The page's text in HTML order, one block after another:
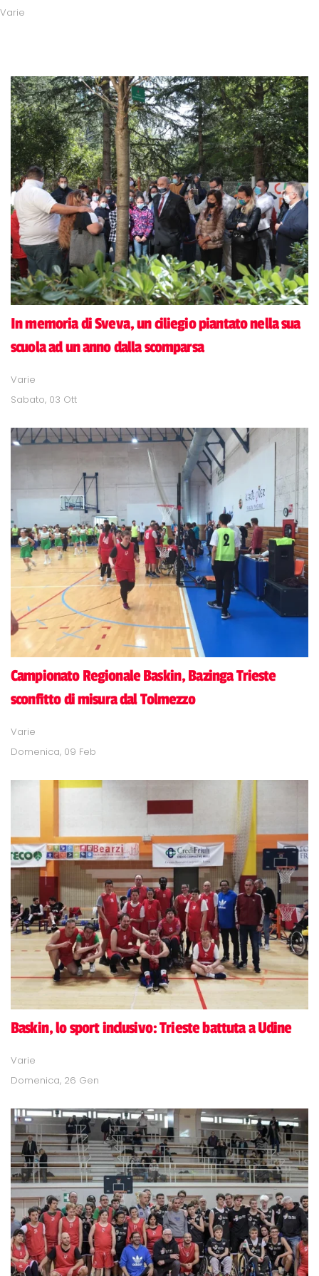
Varie
In memoria di Sveva, un ciliegio piantato nella sua
scuola ad un anno dalla scomparsa
Varie
Sabato, 03 Ott
Campionato Regionale Baskin, Bazinga Trieste
sconfitto di misura dal Tolmezzo
Varie
Domenica, 09 Feb
Baskin, lo sport inclusivo: Trieste battuta a Udine
Varie
Domenica, 26 Gen